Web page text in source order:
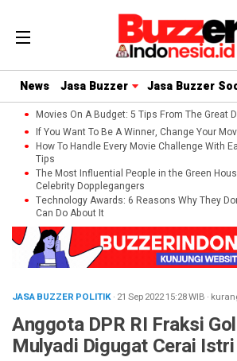
News Jasa Buzzer Jasa Buzzer
Movies On A Budget: 5 Tips From The Great
If You Want To Be A Winner, Change Your
How To Handle Every Movie Challenge With
Tips
The Most Influential People in the Green
Celebrity Dopplegangers
Technology Awards: 6 Reasons Why They
Can Do About It
JASA BUZZER POLITIK· 21 Sep 202215:28WIB ·
Anggota DPR RI Fraksi
Mulyadi Digugat Cerai Istri